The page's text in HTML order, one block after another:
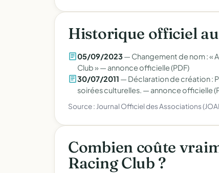
Historique officiel
05/09/2023— Changement de nom : «
Club » — annonce officielle (PDF)
30/07/2011 — Déclaration de création :
soirées culturelles. — annonce officielle
Source : Journal Officiel des Associations
Combien coûte
Racing Club ?